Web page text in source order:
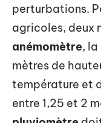
perturbations.
agricoles, deux
anémomètre, la
mètres de
température et
entre 1,25 et 2